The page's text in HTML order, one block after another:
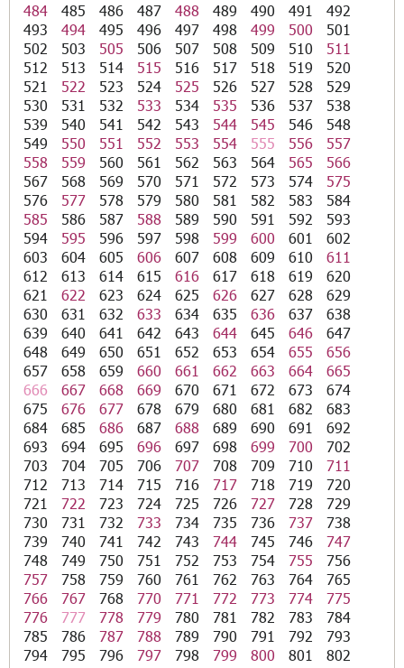
484
485 486 487 488 489 490 491
492
493
494 495 496 497 498 499 500
501
502
503 505 506 507 508 509 510
511
512
513 514 515 516 517 518 519
520
521
522 523 524 525 526 527 528
529
530
531 532 533 534 535 536 537
538
539
540 541 542 543 544 545 546
548
549
550 551 552 553 554 555 556
557
558
559 560 561 562 563 564 565
566
567
568 569 570 571 572 573 574
575
576
577 578 579 580 581 582 583
584
585
586 587 588 589 590 591 592
593
594
595 596 597 598 599 600 601
602
603
604 605 606 607 608 609 610
611
612
613 614 615 616 617 618 619
620
621
622 623 624 625 626 627 628
629
630
631 632 633 634 635 636 637
638
639
640 641 642 643 644 645 646
647
648
649 650 651 652 653 654 655
656
657
658 659 660 661 662 663 664
665
666
667 668 669 670 671 672 673
674
675
676 677 678 679 680 681 682
683
684
685 686 687 688 689 690 691
692
693
694 695 696 697 698 699 700
702
703
704 705 706 707 708 709 710
711
712
713 714 715 716 717 718 719
720
721
722 723 724 725 726 727 728
729
730
731 732 733 734 735 736 737
738
739
740 741 742 743 744 745 746
747
748
749 750 751 752 753 754 755
756
757
758 759 760 761 762 763 764
765
766
767 768 770 771 772 773 774
775
776
777 778 779 780 781 782 783
784
785
786 787 788 789 790 791 792
793
794
795 796 797 798 799 800 801
802